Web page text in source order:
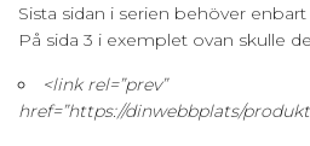
Sista sidan i serien behöver
På sida 3 i exemplet ovan skulle
<link rel=”prev”
href=”https://dinwebbplats/